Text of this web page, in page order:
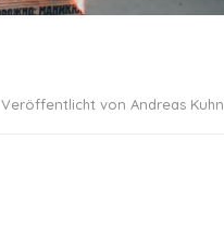
Veröffentlicht von Andreas Kuhn